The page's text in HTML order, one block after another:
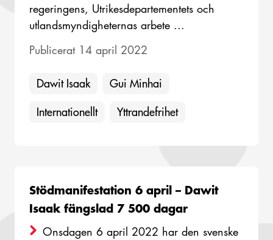
regeringens, Utrikesdepartementets och
utlandsmyndigheternas arbete ...
Publicerat 14 april 2022
Dawit Isaak Gui Minhai
Internationellt Yttrandefrihet
Stödmanifestation 6 april – Dawit
Isaak fängslad 7 500 dagar
Onsdagen 6 april 2022 har den svenske